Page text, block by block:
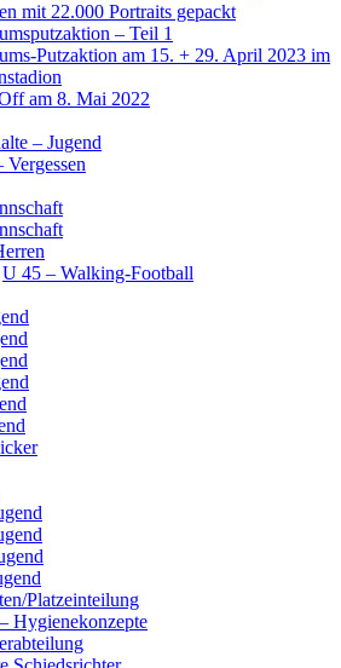
mit 22.000 Portraits gepackt
– Teil 1
Putzaktion am 15. + 29. April 2023 im
am 8. Mai 2022
– Jugend
Vergessen
U 45 – Walking-Football
Platzeinteilung
Hygienekonzepte